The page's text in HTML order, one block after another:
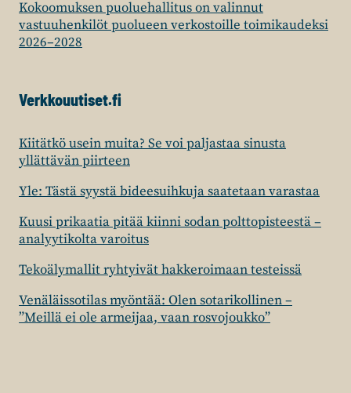
Kokoomuksen puoluehallitus on valinnut
vastuuhenkilöt puolueen verkostoille toimikaudeksi
2026–2028
Verkkouutiset.fi
Kiitätkö usein muita? Se voi paljastaa sinusta
yllättävän piirteen
Yle: Tästä syystä bideesuihkuja saatetaan varastaa
Kuusi prikaatia pitää kiinni sodan polttopisteestä –
analyytikolta varoitus
Tekoälymallit ryhtyivät hakkeroimaan testeissä
Venäläissotilas myöntää: Olen sotarikollinen –
”Meillä ei ole armeijaa, vaan rosvojoukko”